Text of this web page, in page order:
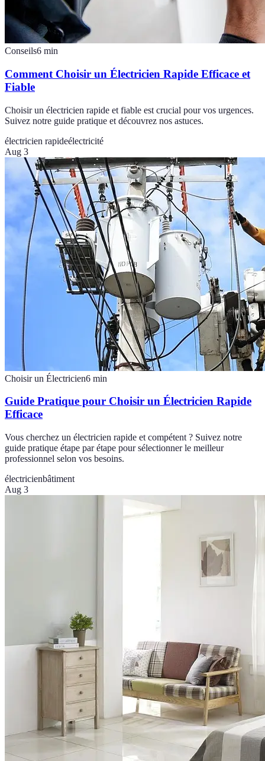
Conseils6 min
Comment Choisir un Électricien Rapide Efficace et
Fiable
Choisir un électricien rapide et fiable est crucial pour vos urgences.
Suivez notre guide pratique et découvrez nos astuces.
électricien rapideélectricité
Aug 3
Choisir un Électricien6 min
Guide Pratique pour Choisir un Électricien Rapide
Efficace
Vous cherchez un électricien rapide et compétent ? Suivez notre
guide pratique étape par étape pour sélectionner le meilleur
professionnel selon vos besoins.
électricienbâtiment
Aug 3